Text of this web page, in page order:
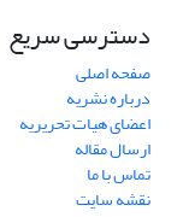
دسترسی سریع
صفحه اصلی
درباره نشریه
اعضای هیات تحریریه
ارسال مقاله
تماس با ما
نقشه سایت